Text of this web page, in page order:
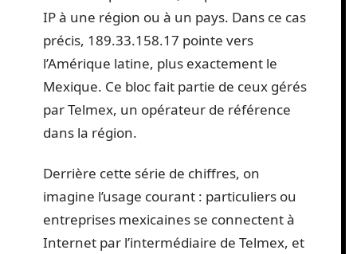
IP à une région ou à un pays. Dans ce cas
précis, 189.33.158.17 pointe vers
l’Amérique latine, plus exactement le
Mexique. Ce bloc fait partie de ceux gérés
par Telmex, un opérateur de référence
dans la région.
Derrière cette série de chiffres, on
imagine l’usage courant : particuliers ou
entreprises mexicaines se connectent à
Internet par l’intermédiaire de Telmex, et